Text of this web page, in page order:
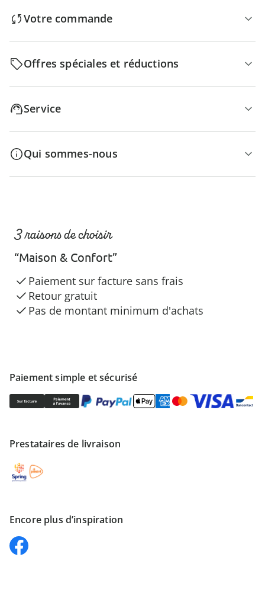
Votre commande
Offres spéciales et réductions
Service
Qui sommes-nous
Paiement simple et sécurisé
Prestataires de livraison
Encore plus d’inspiration
3 raisons de choisir
“Maison & Confort”
Paiement sur facture sans frais
Retour gratuit
Pas de montant minimum d'achats